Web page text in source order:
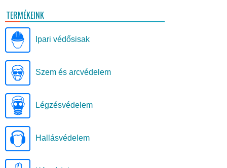
TERMÉKEINK
Ipari védősisak
Szem és arcvédelem
Légzésvédelem
Hallásvédelem